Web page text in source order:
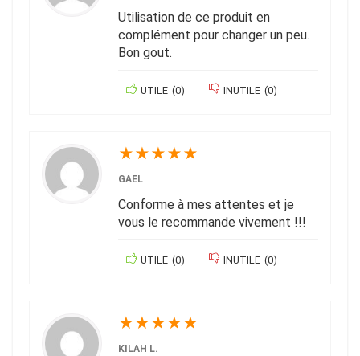
Utilisation de ce produit en
complément pour changer un peu.
Bon gout.
UTILE (0) INUTILE (0)
★★★★★
GAEL
Conforme à mes attentes et je
vous le recommande vivement !!!
UTILE (0) INUTILE (0)
★★★★★
KILAH L.